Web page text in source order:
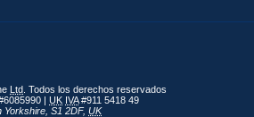
Ltd . Todos los derechos reservados
| UK IVA#911 5418 49
Yorkshire S1 2DF, UK